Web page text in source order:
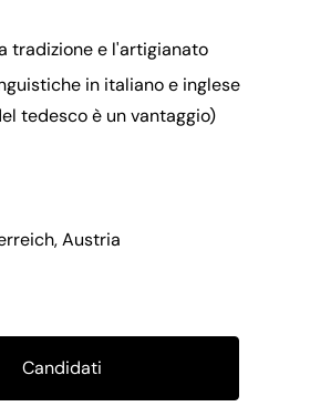
tradizione e l'artigianato
in italiano e inglese
tedesco è un vantaggio)
,Austria
Candidati